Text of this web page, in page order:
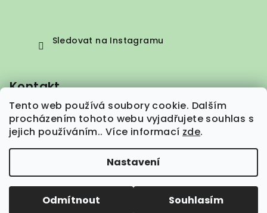
Tento web používá soubory cookie. Dalším
procházením tohoto webu vyjadřujete souhlas s
jejich používáním.. Více informací zde.
Nastavení
Odmítnout Souhlasím
Sledovat na Instagramu
Kontakt
@ vepez.cz
+420 776 664 373
. Všechna práva vyhrazena.